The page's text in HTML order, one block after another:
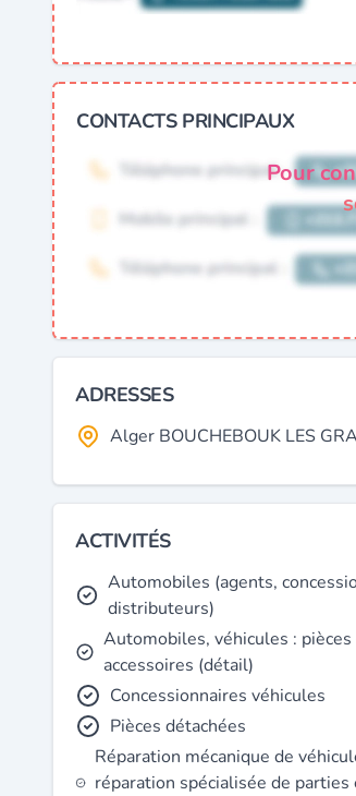
CONTACTS PRINCIPAUX
Pour
ADRESSES
Alger BOUCHEBOUK LES
ACTIVITÉS
Automobiles (agents,
distributeurs)
Automobiles, véhicules :
accessoires (détail)
Concessionnaires véhicules
Pièces détachées
Réparation mécanique de
réparation spécialisée de parties